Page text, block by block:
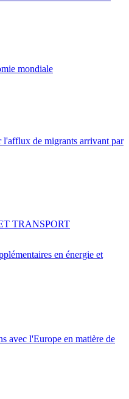
mondiale
l'afflux de migrants arrivant par
en énergie et
TRANSPORT
avec l'Europe en matière de